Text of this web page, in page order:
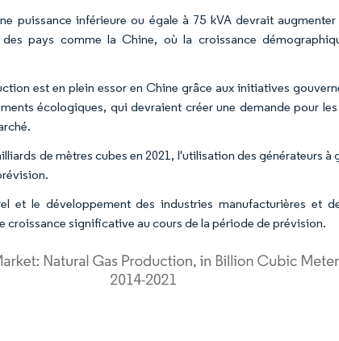
puissance inférieure ou égale à 75 kVA devrait
pays comme la Chine, où la croissance
est en plein essor en Chine grâce aux initiatives
écologiques, qui devraient créer une demande pour
de mètres cubes en 2021, l'utilisation des générateurs
et le développement des industries manufacturières et
croissance significative au cours de la période de prévision.